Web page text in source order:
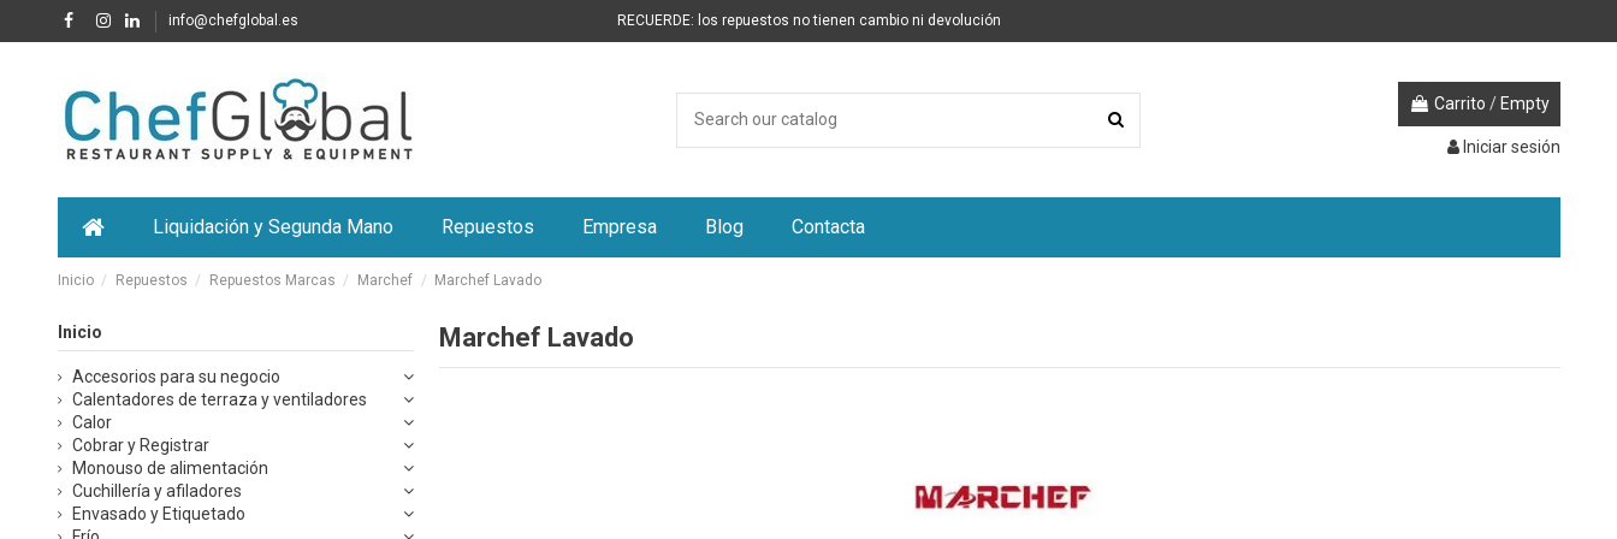
info@chefglobal.es RECUERDE: los repuestos no tienen cambio ni devolución
Carrito / Empty
Iniciar sesión
Liquidación y Segunda Mano Repuestos Empresa Blog Contacta
Inicio Repuestos Repuestos Marcas Marchef Marchef Lavado
Marchef Lavado
Inicio
Accesorios para su negocio
Calentadores de terraza y ventiladores
Calor
Cobrar y Registrar
Monouso de alimentación
Cuchillería y afiladores
Envasado y Etiquetado